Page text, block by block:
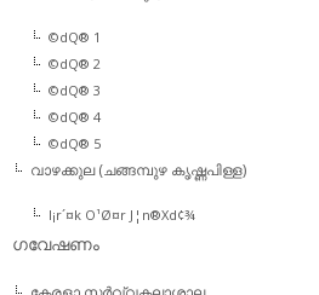
©dQ® 1
©dQ® 2
©dQ® 3
©dQ® 4
©dQ® 5
വാഴക്കുല (ചങ്ങമ്പുഴ കൃഷ്ണപിള്ള)
l¡r´¤k O¹Ø¤r J¦n®Xd¢¾
ഗവേഷണം